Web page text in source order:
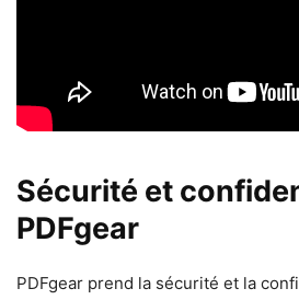
Sécurité et
PDFgear
PDFgear prend la sécurité et la